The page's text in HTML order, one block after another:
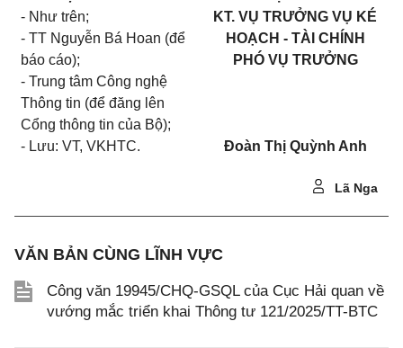
- Như trên;
- TT Nguyễn Bá Hoan (để
báo cáo);
- Trung tâm Công nghệ
Thông tin (để đăng lên
Cổng thông tin của Bộ);
- Lưu: VT, VKHTC.
KT. VỤ TRƯỞNG VỤ KÉ
HOẠCH - TÀI CHÍNH
PHÓ VỤ TRƯỞNG
Đoàn Thị Quỳnh Anh
Lã Nga
VĂN BẢN CÙNG LĨNH VỰC
Công văn 19945/CHQ-GSQL của Cục Hải quan về
vướng mắc triển khai Thông tư 121/2025/TT-BTC